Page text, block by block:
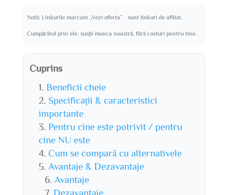
Notă: Linkurile marcate „Vezi oferta” sunt linkuri de afiliat.
Cumpărând prin ele, susții munca noastră, fără costuri pentru tine.
Cuprins
Beneficii cheie
Specificații & caracteristici
importante
Pentru cine este potrivit / pentru
cine NU este
Cum se compară cu alternativele
Avantaje & Dezavantaje
Avantaje
Dezavantaje